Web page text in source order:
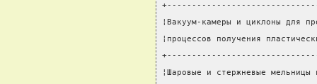
¦Вакуум-камеры и циклоны
¦процессов получения
¦Шаровые и стержневые